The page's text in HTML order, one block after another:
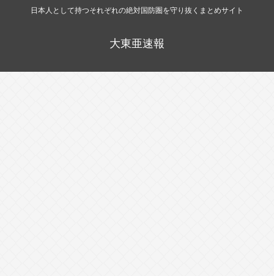
日本人として持つそれぞれの絶対国防圏を守り抜くまとめサイト
大東亜速報